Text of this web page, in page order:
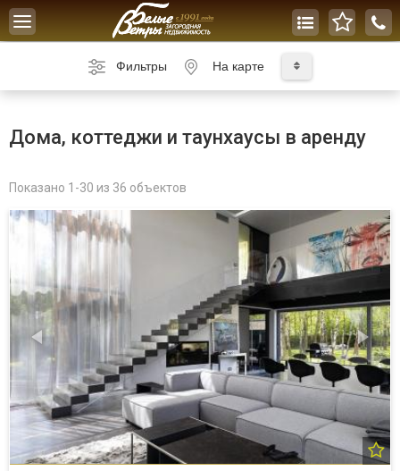
Toggle
navigation
Фильтры На карте
Дома, коттеджи и таунхаусы в аренду
Показано 1-30 из 36 объектов